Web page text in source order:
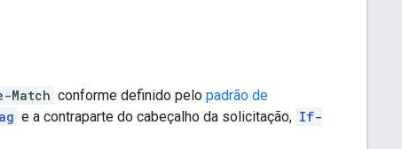
Match conforme definido pelo padrão de
e a contraparte do cabeçalho da solicitação, If-